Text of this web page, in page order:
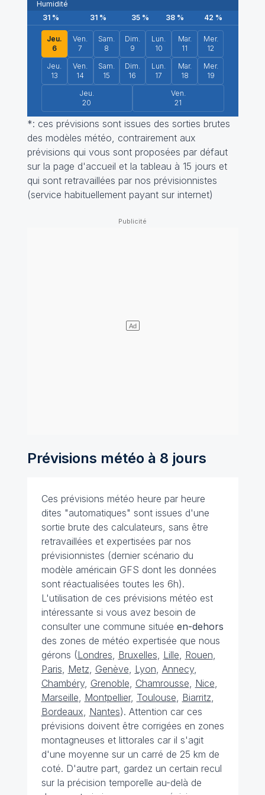
Humidité
31% 31% 35% 38 % 42 %
Jeu.
6
Ven.
7
Sam.
8
Dim.
9
Lun.
10
Mar.
11
Mer.
12
Jeu.
13
Ven.
14
Sam.
15
Dim.
16
Lun.
17
Mar.
18
Mer.
19
Jeu.
20
Ven.
21
*: ces prévisions sont issues des sorties brutes
des modèles météo, contrairement aux
prévisions qui vous sont proposées par défaut
sur la page d'accueil et la tableau à 15 jours et
qui sont retravaillées par nos prévisionnistes
(service habituellement payant sur internet)
Prévisions météo à 8 jours
Ces prévisions météo heure par heure
dites "automatiques" sont issues d'une
sortie brute des calculateurs, sans être
retravaillées et expertisées par nos
prévisionnistes (dernier scénario du
modèle américain GFS dont les données
sont réactualisées toutes les 6h).
L'utilisation de ces prévisions météo est
intéressante si vous avez besoin de
consulter une commune située en-dehors
des zones de météo expertisée que nous
gérons (Londres, Bruxelles, Lille, Rouen,
Paris, Metz, Genève, Lyon, Annecy,
Chambéry, Grenoble, Chamrousse, Nice,
Marseille, Montpellier, Toulouse, Biarritz,
Bordeaux, Nantes). Attention car ces
prévisions doivent être corrigées en zones
montagneuses et littorales car il s'agit
d'une moyenne sur un carré de 25 km de
coté. D'autre part, gardez un certain recul
sur la précision temporelle au-delà de